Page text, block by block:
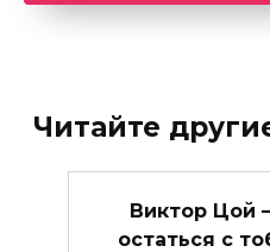
Читайте
Виктор Цой
остаться с